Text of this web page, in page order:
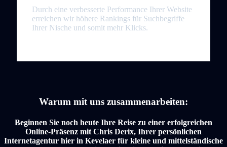
Durch eine verbesserte Performance Ihrer Website
erreichen wir höhere Rankings für Suchbegriffe
Ihrer Nische und somit mehr Klicks.
Warum mit uns zusammenarbeiten:
Beginnen Sie noch heute Ihre Reise zu einer erfolgreichen
Online-Präsenz mit Chris Derix, Ihrer persönlichen
Internetagentur hier in Kevelaer für kleine und mittelständische